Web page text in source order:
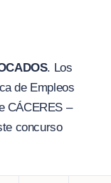
. Los
de Empleos
CÁCERES –
concurso